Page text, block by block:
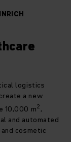
logistics
a new
10,000 m2,
and automated
cosmetic